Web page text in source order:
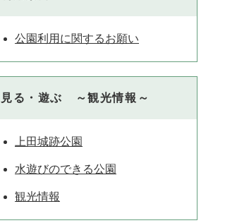
公園利用に関するお願い
見る・遊ぶ ～観光情報～
上田城跡公園
水遊びのできる公園
観光情報